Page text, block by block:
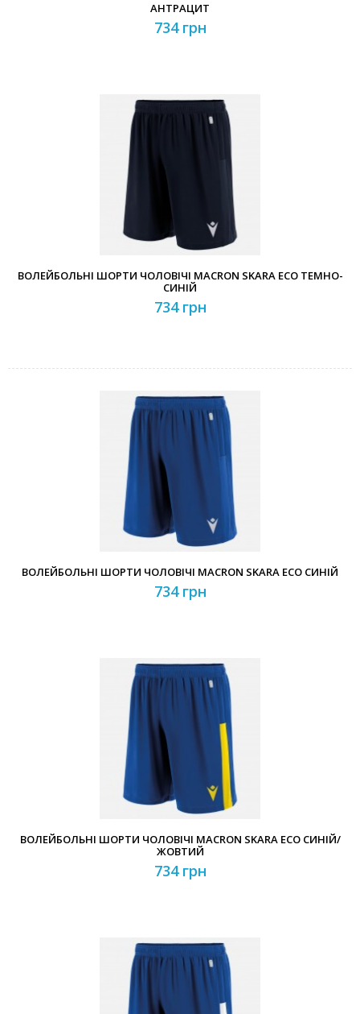
АНТРАЦИТ
734 грн
ВОЛЕЙБОЛЬНІ ШОРТИ ЧОЛОВІЧІ MACRON SKARA ECO ТЕМНО-
СИНІЙ
734 грн
ВОЛЕЙБОЛЬНІ ШОРТИ ЧОЛОВІЧІ MACRON SKARA ECO СИНІЙ
734 грн
ВОЛЕЙБОЛЬНІ ШОРТИ ЧОЛОВІЧІ MACRON SKARA ECO СИНІЙ/
ЖОВТИЙ
734 грн